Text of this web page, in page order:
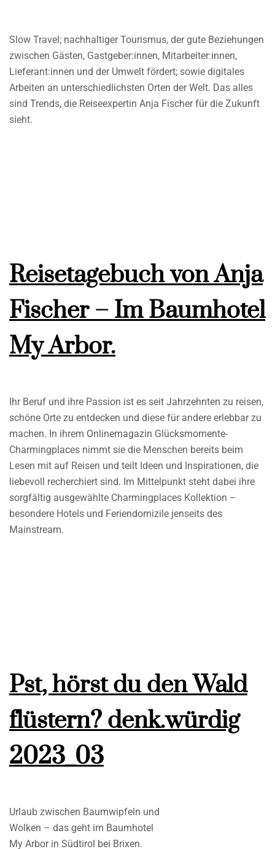
Slow Travel; nachhaltiger Tourismus, der gute Beziehungen
zwischen Gästen, Gastgeber:innen, Mitarbeiter:innen,
Lieferant:innen und der Umwelt fördert; sowie digitales
Arbeiten an unterschiedlichsten Orten der Welt. Das alles
sind Trends, die Reiseexpertin Anja Fischer für die Zukunft
sieht.
Reisetagebuch von Anja
Fischer – Im Baumhotel
My Arbor.
Ihr Beruf und ihre Passion ist es seit Jahrzehnten zu reisen,
schöne Orte zu entdecken und diese für andere erlebbar zu
machen. In ihrem Onlinemagazin Glücksmomente-
Charmingplaces nimmt sie die Menschen bereits beim
Lesen mit auf Reisen und teilt Ideen und Inspirationen, die
liebevoll recherchiert sind. Im Mittelpunkt steht dabei ihre
sorgfältig ausgewählte Charmingplaces Kollektion –
besondere Hotels und Feriendomizile jenseits des
Mainstream.
Pst, hörst du den Wald
flüstern? denk.würdig
2023_03
Urlaub zwischen Baumwipfeln und
Wolken – das geht im Baumhotel
My Arbor in Südtirol bei Brixen.